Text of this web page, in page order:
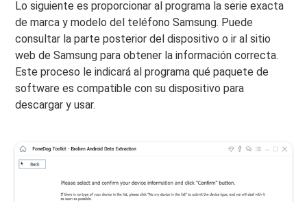
Lo siguiente es proporcionar al programa la serie exacta
de marca y modelo del teléfono Samsung. Puede
consultar la parte posterior del dispositivo o ir al sitio
web de Samsung para obtener la información correcta.
Este proceso le indicará al programa qué paquete de
software es compatible con su dispositivo para
descargar y usar.